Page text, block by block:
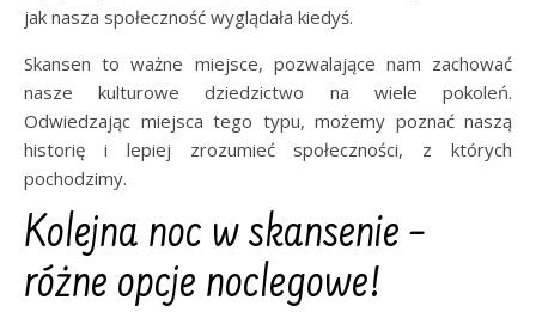
jak nasza społeczność wyglądała kiedyś.
Skansen to ważne miejsce, pozwalające nam zachować
nasze kulturowe dziedzictwo na wiele pokoleń.
Odwiedzając miejsca tego typu, możemy poznać naszą
historię i lepiej zrozumieć społeczności, z których
pochodzimy.
Kolejna noc w skansenie –
różne opcje noclegowe!